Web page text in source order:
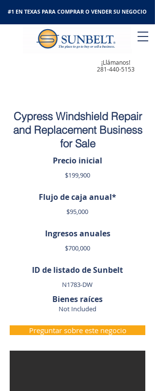
#1 EN TEXAS PARA COMPRAR O VENDER SU NEGOCIO
¡Llámanos!
281-440-5153
Cypress Windshield Repair
and Replacement Business
for Sale
Precio inicial
$199,900
Flujo de caja anual*
$95,000
Ingresos anuales
$700,000
ID de listado de Sunbelt
N1783-DW
Bienes raíces
Not Included
Preguntar sobre este negocio